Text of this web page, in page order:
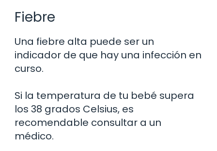
Fiebre
Una fiebre alta puede ser un
indicador de que hay una infección en
curso.
Si la temperatura de tu bebé supera
los 38 grados Celsius, es
recomendable consultar a un
médico.